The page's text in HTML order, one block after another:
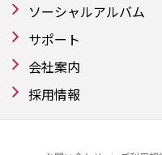
ソーシャルアルバム
サポート
会社案内
採用情報